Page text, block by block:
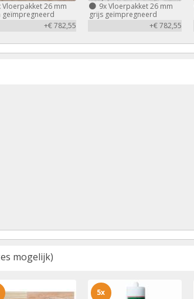
Vloerpakket 26 mm
geïmpregneerd
+€ 782,55
9xVloerpakket 26 mm
grijs geïmpregneerd
+€ 782,55
mogelijk)
5x